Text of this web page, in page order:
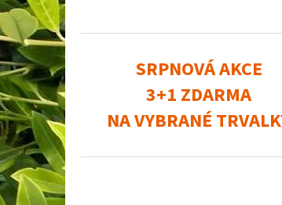
SRPNOVÁ AKCE
3+1 ZDARMA
NA VYBRANÉ